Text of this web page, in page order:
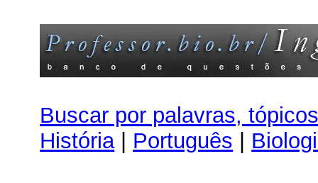
Buscar por palavras,
História| Português |